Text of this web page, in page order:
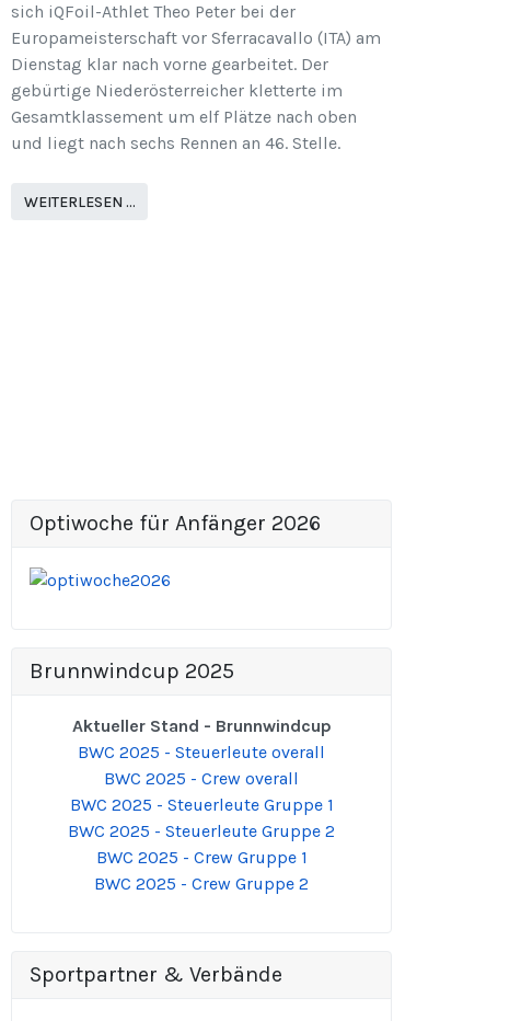
sich iQFoil-Athlet Theo Peter bei der
Europameisterschaft vor Sferracavallo (ITA) am
Dienstag klar nach vorne gearbeitet. Der
gebürtige Niederösterreicher kletterte im
Gesamtklassement um elf Plätze nach oben
und liegt nach sechs Rennen an 46. Stelle.
WEITERLESEN …
Optiwoche für Anfänger 2026
Brunnwindcup 2025
Aktueller Stand - Brunnwindcup
BWC 2025 - Steuerleute overall
BWC 2025 - Crew overall
BWC 2025 - Steuerleute Gruppe 1
BWC 2025 - Steuerleute Gruppe 2
BWC 2025 - Crew Gruppe 1
BWC 2025 - Crew Gruppe 2
Sportpartner & Verbände